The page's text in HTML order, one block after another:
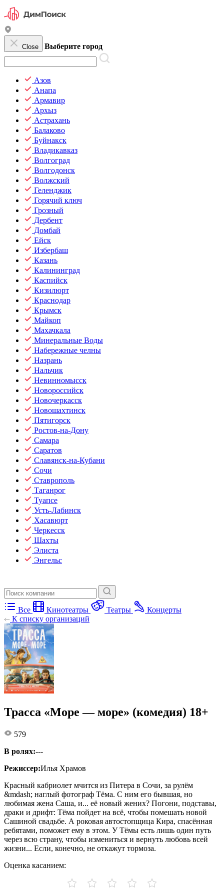
Close Выберите город
Азов
Анапа
Армавир
Архыз
Астрахань
Балаково
Буйнакск
Владикавказ
Волгоград
Волгодонск
Волжский
Геленджик
Горячий ключ
Грозный
Дербент
Домбай
Ейск
Избербаш
Казань
Калининград
Каспийск
Кизилюрт
Краснодар
Крымск
Майкоп
Махачкала
Минеральные Воды
Набережные челны
Назрань
Нальчик
Невинномысск
Новороссийск
Новочеркасск
Новошахтинск
Пятигорск
Ростов-на-Дону
Самара
Саратов
Славянск-на-Кубани
Сочи
Ставрополь
Таганрог
Туапсе
Усть-Лабинск
Хасавюрт
Черкесск
Шахты
Элиста
Энгельс
Все Кинотеатры Театры
Концерты
К списку организаций
Трасса «Море — море» (комедия) 18+
579
В ролях:---
Режиссер:Илья Храмов
Красный кабриолет мчится из Питера в Сочи, за рулём
&mdash; наглый фотограф Тёма. С ним его бывшая, но
любимая жена Саша, и... её новый жених? Погони, подставы,
драки и дрифт: Тёма пойдет на всё, чтобы помешать новой
Сашиной свадьбе. А роковая автостопщица Кира, спасённая
ребятами, поможет ему в этом. У Тёмы есть лишь один путь
через всю страну, чтобы измениться и вернуть любовь всей
жизни... Если, конечно, не откажут тормоза.
Оценка касанием: